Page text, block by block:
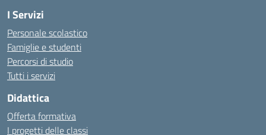
I Servizi
Personale scolastico
Famiglie e studenti
Percorsi di studio
Tutti i servizi
Didattica
Offerta formativa
I progetti delle classi